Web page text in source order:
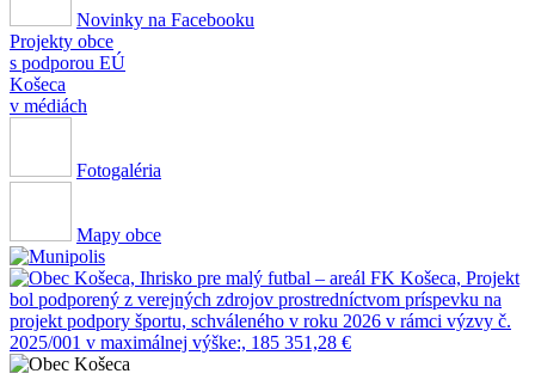
Novinky na Facebooku
Projekty obce
s podporou EÚ
Košeca
v médiách
Fotogaléria
Mapy obce